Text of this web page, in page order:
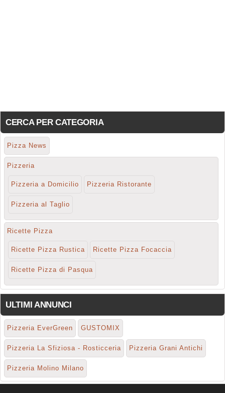
CERCA PER CATEGORIA
Pizza News
Pizzeria
Pizzeria a Domicilio Pizzeria Ristorante
Pizzeria al Taglio
Ricette Pizza
Ricette Pizza Rustica Ricette Pizza Focaccia
Ricette Pizza di Pasqua
ULTIMI ANNUNCI
Pizzeria EverGreen GUSTOMIX
Pizzeria La Sfiziosa - Rosticceria Pizzeria Grani Antichi
Pizzeria Molino Milano